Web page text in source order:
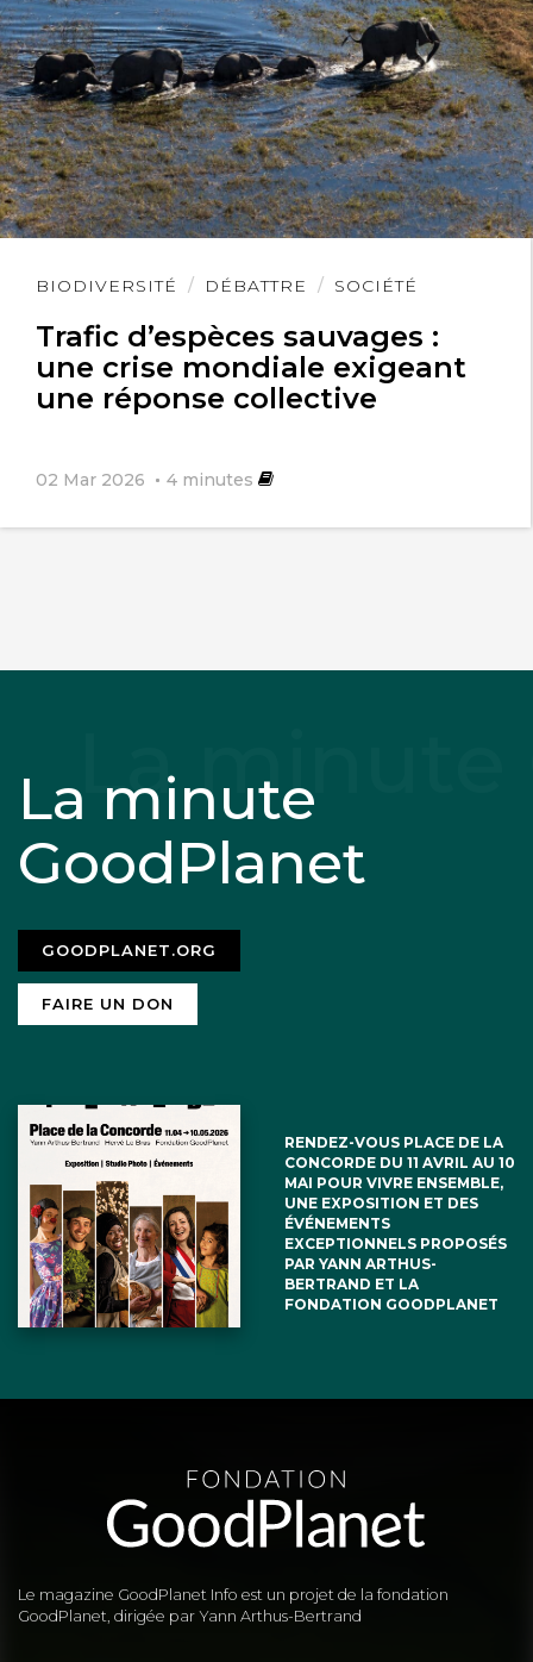
BIODIVERSITÉ DÉBATTRE SOCIÉTÉ
Trafic d’espèces sauvages :
une crise mondiale exigeant
une réponse collective
02 Mar 2026 4 minutes
Lire
La minute
GoodPlanet
GOODPLANET.ORG
FAIRE UN DON
RENDEZ-VOUS PLACE DE LA
CONCORDE DU 11 AVRIL AU 10
MAI POUR VIVRE ENSEMBLE,
UNE EXPOSITION ET DES
ÉVÉNEMENTS
EXCEPTIONNELS PROPOSÉS
PAR YANN ARTHUS-
BERTRAND ET LA
FONDATION GOODPLANET
Le magazine GoodPlanet Info est un projet de la fondation
GoodPlanet, dirigée par Yann Arthus-Bertrand